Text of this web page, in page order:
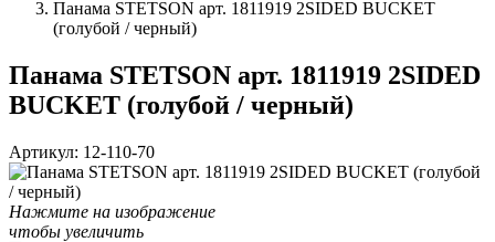
Панама STETSON арт. 1811919 2SIDED BUCKET
(голубой / черный)
Панама STETSON арт. 1811919 2SIDED
BUCKET (голубой / черный)
Артикул: 12-110-70
Нажмите на изображение
чтобы увеличить